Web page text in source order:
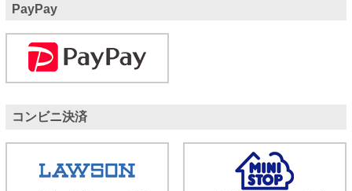
PayPay
コンビニ決済